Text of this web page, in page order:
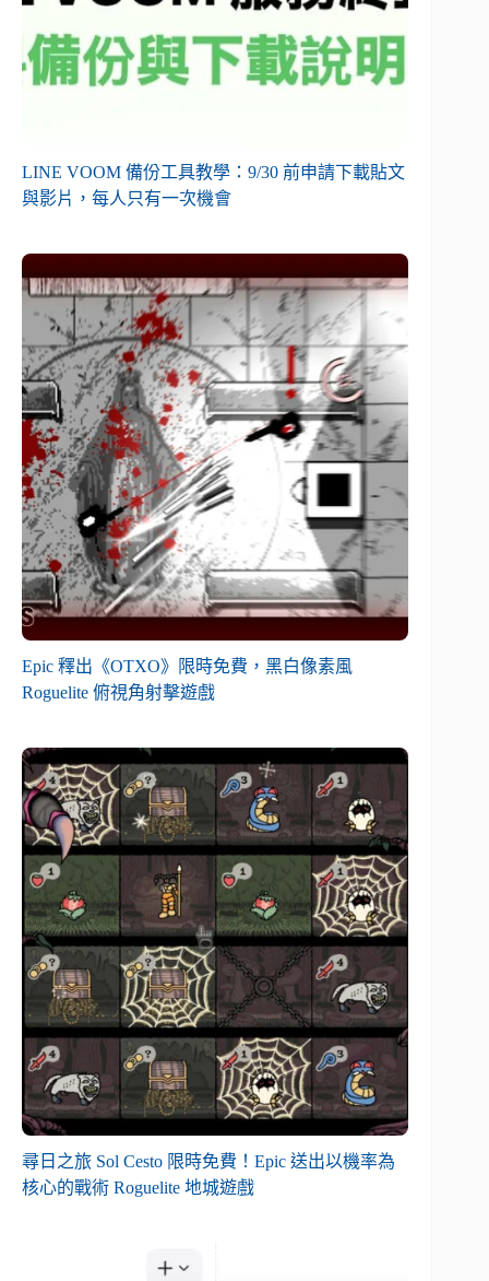
LINE VOOM 備份工具教學：9/30 前申請下載貼文
與影片，每人只有一次機會
Epic 釋出《OTXO》限時免費，黑白像素風
Roguelite 俯視角射擊遊戲
尋日之旅 Sol Cesto 限時免費！Epic 送出以機率為
核心的戰術 Roguelite 地城遊戲